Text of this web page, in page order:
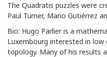
The Quadratis puzzles were
Paul Turner, Mario Gutiérrez
Bio: Hugo Parlier is a
Luxembourg interested in
topology. Many of his results